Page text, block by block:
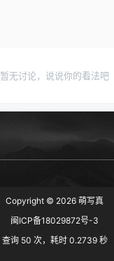
暂无讨论，说说你的看法吧
Copyright © 2026 萌写真
闽ICP备18029872号-3
查询 50 次，耗时 0.2739 秒